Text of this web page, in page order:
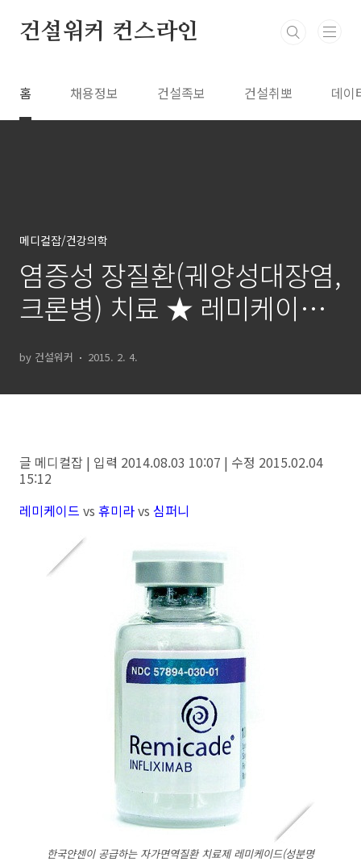
건설워커 컨스라인
홈 채용정보 건설족보 건설취뽀 데이
메디컬잡/건강의학
염증성 장질환(궤양성대장염,
크론병) 치료 ★ 레미케이드
by 건설워커 2015. 2. 4.
글 메디컬잡 | 입력 2014.08.03 10:07 | 수정 2015.02.04
15:12
레미케이드 vs 휴미라vs 심퍼니
한국얀센이 공급하는 자가면역질환 치료제 레미케이드(성분명